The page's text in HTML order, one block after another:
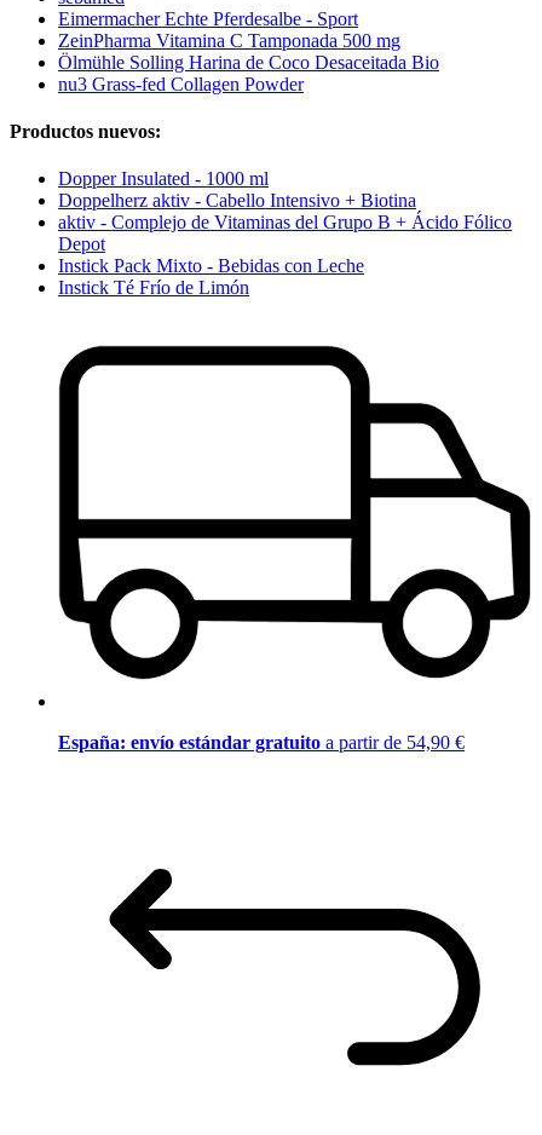
Eimermacher Echte Pferdesalbe - Sport
ZeinPharma Vitamina C Tamponada 500 mg
Ölmühle Solling Harina de Coco Desaceitada Bio
nu3 Grass-fed Collagen Powder
Productos nuevos:
Dopper Insulated - 1000 ml
Doppelherz aktiv - Cabello Intensivo + Biotina
aktiv - Complejo de Vitaminas del Grupo B + Ácido Fólico
Depot
Instick Pack Mixto - Bebidas con Leche
Instick Té Frío de Limón
España: envío estándar gratuito a partir de 54,90 €